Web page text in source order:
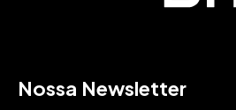
Nossa Newsletter